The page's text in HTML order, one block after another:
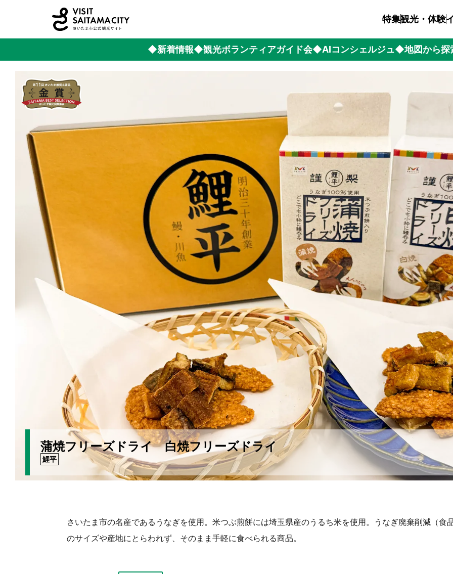
特集観光・体験
◆新着情報◆観光ボランティアガイド会◆AIコンシェルジュ◆地図から探
蒲焼フリーズドライ 白焼フリーズドライ
鯉平
さいたま市の名産であるうなぎを使用。米つぶ煎餅には埼玉県産のうるち米を使用。うなぎ廃棄削減（食
のサイズや産地にとらわれず、そのまま手軽に食べられる商品。